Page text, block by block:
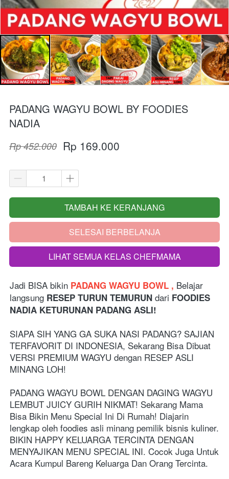
PADANG WAGYU BOWL BY FOODIES
NADIA
Rp 452.000 Rp 169.000
`
TAMBAH KE KERANJANG
`SELESAI BERBELANJA
`LIHAT SEMUA KELAS CHEFMAMA
Jadi BISA bikin PADANG WAGYU BOWL , Belajar
langsung RESEP TURUN TEMURUN dari FOODIES
NADIA KETURUNAN PADANG ASLI!
SIAPA SIH YANG GA SUKA NASI PADANG? SAJIAN
TERFAVORIT DI INDONESIA, Sekarang Bisa Dibuat
VERSI PREMIUM WAGYU dengan RESEP ASLI
MINANG LOH!
PADANG WAGYU BOWL DENGAN DAGING WAGYU
LEMBUT JUICY GURIH NIKMAT! Sekarang Mama
Bisa Bikin Menu Special Ini Di Rumah! Diajarin
lengkap oleh foodies asli minang pemilik bisnis kuliner.
BIKIN HAPPY KELUARGA TERCINTA DENGAN
MENYAJIKAN MENU SPECIAL INI. Cocok Juga Untuk
Acara Kumpul Bareng Keluarga Dan Orang Tercinta.